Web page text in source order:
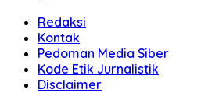
Redaksi
Kontak
Pedoman Media Siber
Kode Etik Jurnalistik
Disclaimer